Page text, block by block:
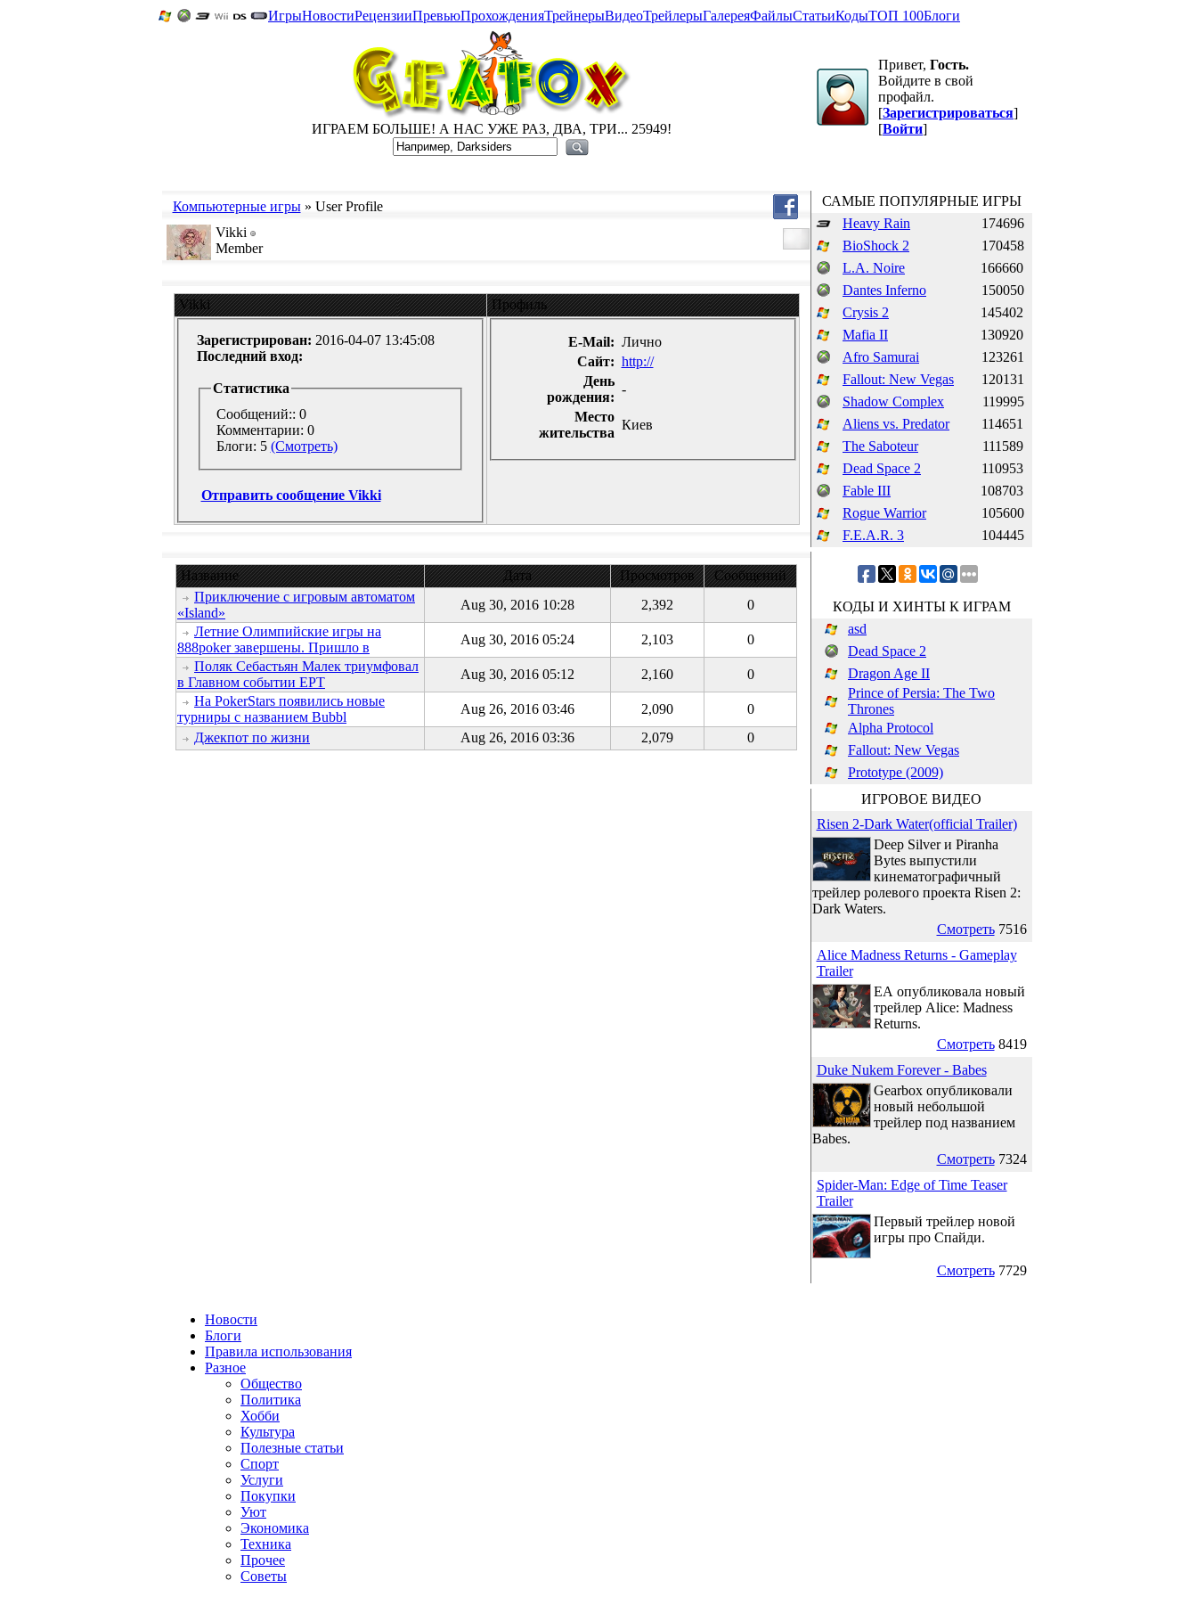
ИгрыНовостиРецензииПревьюПрохожденияТрейнерыВидеоТрейлерыГалереяФайлыСтатьиКодыТОП 100Блоги
ИГРАЕМ БОЛЬШЕ! А НАС УЖЕ РАЗ, ДВА, ТРИ... 25949!
Привет, Гость.
Войдите в свой
профайл.
[Зарегистрироваться]
[Войти]
Компьютерные игры» User Profile
Vikki
Member
Vikki Профиль
Зарегистрирован: 2016-04-07 13:45:08
Последний вход:
Статистика
Сообщений:: 0
Комментарии: 0
Блоги: 5 (Смотреть)
Отправить сообщение Vikki
E-Mail: Лично
Сайт: http://
День
рождения:
-
Место
жительства
Киев
Название Дата Просмотров
Сообщений
Приключение с игровым автоматом
«Island»
Aug 30, 2016 10:28 2,392
0
Летние Олимпийские игры на
888poker завершены. Пришло в
Aug 30, 2016 05:24 2,103
0
Поляк Себастьян Малек триумфовал
в Главном событии EPT
Aug 30, 2016 05:12 2,160
0
На PokerStars появились новые
турниры с названием Bubbl
Aug 26, 2016 03:46 2,090
0
Джекпот по жизни
Aug 26, 2016 03:36 2,079 0
САМЫЕ ПОПУЛЯРНЫЕ ИГРЫ
Heavy Rain
174696
BioShock 2
170458
L.A. Noire
166660
Dantes Inferno
150050
Crysis 2
145402
Mafia II
130920
Afro Samurai
123261
Fallout: New Vegas
120131
Shadow Complex
119995
Aliens vs. Predator
114651
The Saboteur
111589
Dead Space 2
110953
Fable III
108703
Rogue Warrior
105600
F.E.A.R. 3
104445
КОДЫ И ХИНТЫ К ИГРАМ
asd
Dead Space 2
Dragon Age II
Prince of Persia: The Two
Thrones
Alpha Protocol
Fallout: New Vegas
Prototype (2009)
ИГРОВОЕ ВИДЕО
Risen 2-Dark Water(official Trailer)
Deep Silver и Piranha
Bytes выпустили
кинематографичный
трейлер ролевого проекта Risen 2:
Dark Waters.
Смотреть 7516
Alice Madness Returns - Gameplay
Trailer
ЕА опубликовала новый
трейлер Alice: Madness
Returns.
Смотреть 8419
Duke Nukem Forever - Babes
Gearbox опубликовали
новый небольшой
трейлер под названием
Babes.
Смотреть 7324
Spider-Man: Edge of Time Teaser
Trailer
Первый трейлер новой
игры про Спайди.
Смотреть 7729
Новости
Блоги
Правила использования
Разное
Общество
Политика
Хобби
Культура
Полезные статьи
Спорт
Услуги
Покупки
Уют
Экономика
Техника
Прочее
Советы